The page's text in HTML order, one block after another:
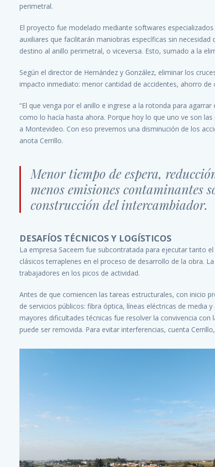
perimetral.
El proyecto fue modelado mediante softwares
auxiliares que facilitarán maniobras específicas sin
destino al anillo perimetral, o viceversa. Esto, sumado a la
Según el director de Hernández y González, eliminar los
impacto inmediato: menor cantidad de accidentes, ahorro
“El que venga por el anillo e ingrese a la rotonda para
como lo hacía hasta ahora. Porque hoy lo que uno ve son
a Montevideo. Con eso prevemos una disminución de los
anota Cerrillo.
Menor tiempo de espera,
menos emisiones contaminantes
construcción del intercambiador.
DESAFÍOS TÉCNICOS Y LOGÍSTICOS
La empresa Saceem fue subcontratada para ejecutar tanto
clásicos terraplenes en el proceso de desarrollo de la obra.
trabajadores en los picos de actividad.
Antes de que comiencen las tareas estructurales, con inicio
de servicios públicos: fibra óptica, líneas eléctricas de media
mayores dificultades técnicas fue resolver la convivencia
puede ser removida. Para evitar interferencias, cuenta